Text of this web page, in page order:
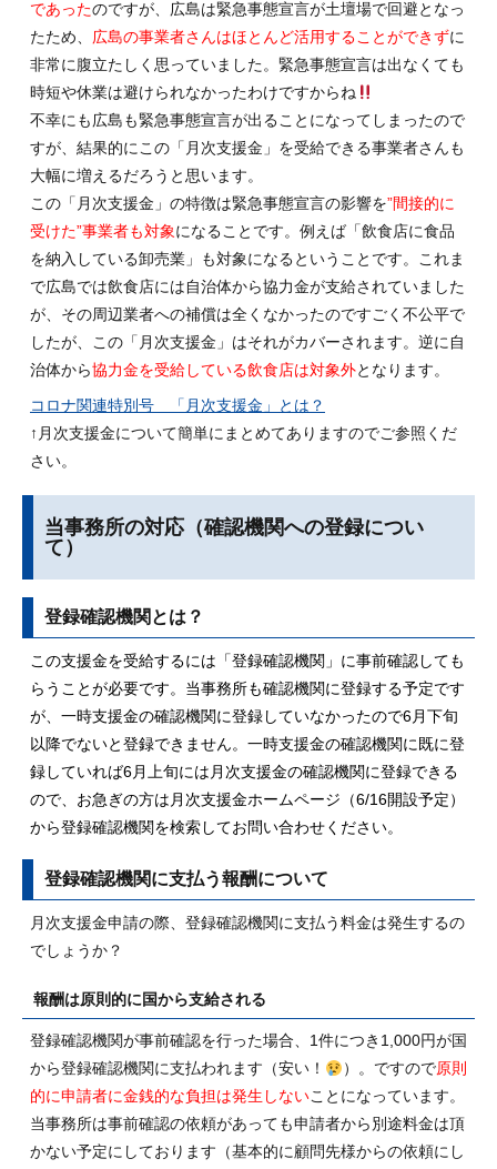
であったのですが、広島は緊急事態宣言が土壇場で回避となっ
たため、 広島の事業者さんはほとんど活用することができずに
非常に腹立たしく思っていました。緊急事態宣言は出なくても
時短や休業は避けられなかったわけですからね
不幸にも広島も緊急事態宣言が出ることになってしまったので
すが、結果的にこの「月次支援金」を受給できる事業者さんも
大幅に増えるだろうと思います。
この「月次支援金」の特徴は緊急事態宣言の影響を”間接的に
受けた”事業者も対象になることです。例えば「飲食店に食品
を納入している卸売業」も対象になるということです。これま
で広島では飲食店には自治体から協力金が支給されていました
が、その周辺業者への補償は全くなかったのですごく不公平で
したが、この「月次支援金」はそれがカバーされます。逆に自
治体から協力金を受給している飲食店は対象外となります。
コロナ関連特別号 「月次支援金」とは？
↑月次支援金について簡単にまとめてありますのでご参照くだ
さい。
当事務所の対応（確認機関への登録につい
て）
登録確認機関とは？
この支援金を受給するには「登録確認機関」に事前確認しても
らうことが必要です。当事務所も確認機関に登録する予定です
が、一時支援金の確認機関に登録していなかったので6月下旬
以降でないと登録できません。一時支援金の確認機関に既に登
録していれば6月上旬には月次支援金の確認機関に登録できる
ので、お急ぎの方は月次支援金ホームページ（6/16開設予定）
から登録確認機関を検索してお問い合わせください。
登録確認機関に支払う報酬について
月次支援金申請の際、登録確認機関に支払う料金は発生するの
でしょうか？
報酬は原則的に国から支給される
登録確認機関が事前確認を行った場合、1件につき1,000円が国
から登録確認機関に支払われます（安い！
）。ですので原則
的に申請者に金銭的な負担は発生しないことになっています。
当事務所は事前確認の依頼があっても申請者から別途料金は頂
かない予定にしております（基本的に顧問先様からの依頼にし